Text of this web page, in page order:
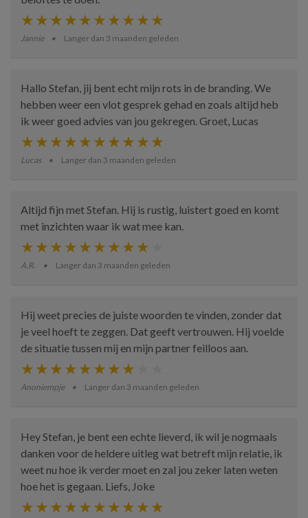
Jannie Langer dan 3 maanden geleden
Hallo Stefan, jij bent echt mijn rots in de branding. We
hebben weer een vlot gesprek gehad en zoals altijd heb
ik weer goed advies van jou gekregen. Groet, Lucas
Lucas Langer dan 3 maanden geleden
Altijd fijn met Stefan. Hij is rustig, luistert goed en komt
met inzichten waar ik wat mee kan.
A.R. Langer dan 3 maanden geleden
Hij weet precies de juiste woorden te vinden, zonder dat
je veel hoeft te zeggen. Dat geeft vertrouwen. Hij voelde
de situatie tussen mij en mijn partner feilloos aan.
Anoniempje Langer dan 3 maanden geleden
Hey Stefan, je bent een echte lieverd, ik wil je nogmaals
danken voor de heldere uitleg wat betreft mijn relatie, ik
weet nu hoe ik verder moet en zal jou zeker laten weten
hoe het is gegaan. Liefs, Joke